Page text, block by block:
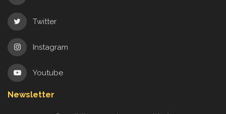
Twitter
Instagram
Youtube
Newsletter